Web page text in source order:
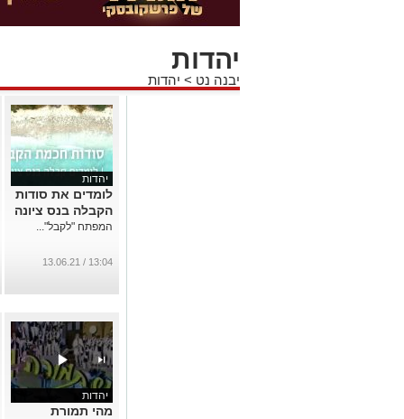
יהדות
יבנה נט > יהדות
יהדות
לומדים את סודות
הקבלה בנס ציונה
המפתח "לקבל"...
13:04 / 13.06.21
יהדות
מהי תמורת